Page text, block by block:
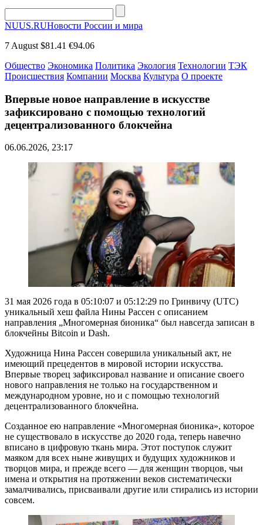
NUUS.RUНовости России и мира
7 August $81.41 €94.06
Общество Экономика Политика Экология Технологии ТЭК
Происшествия Компании Москва Культура О проекте
Впервые новое направление в искусстве
зафиксировано с помощью технологий
децентрализованного блокчейна
06.06.2026, 23:17
31 мая 2026 года в 05:10:07 и 05:12:29 по Гринвичу (UTC)
уникальный хеш файла Нины Рассен с описанием
направления „Многомерная бионика“ был навсегда записан в
блокчейны Bitcoin и Dash.
Художница Нина Рассен совершила уникальный акт, не
имеющий прецедентов в мировой истории искусства.
Впервые творец зафиксировал название и описание своего
нового направления не только на государственном и
международном уровне, но и с помощью технологий
децентрализованного блокчейна.
Созданное ею направление «Многомерная бионика», которое
не существовало в искусстве до 2020 года, теперь навечно
вписано в цифровую ткань мира. Этот поступок служит
маяком для всех ныне живущих и будущих художников и
творцов мира, и прежде всего — для женщин творцов, чьи
имена и открытия на протяжении веков систематически
замалчивались, присваивали другие или стирались из истории
совсем.